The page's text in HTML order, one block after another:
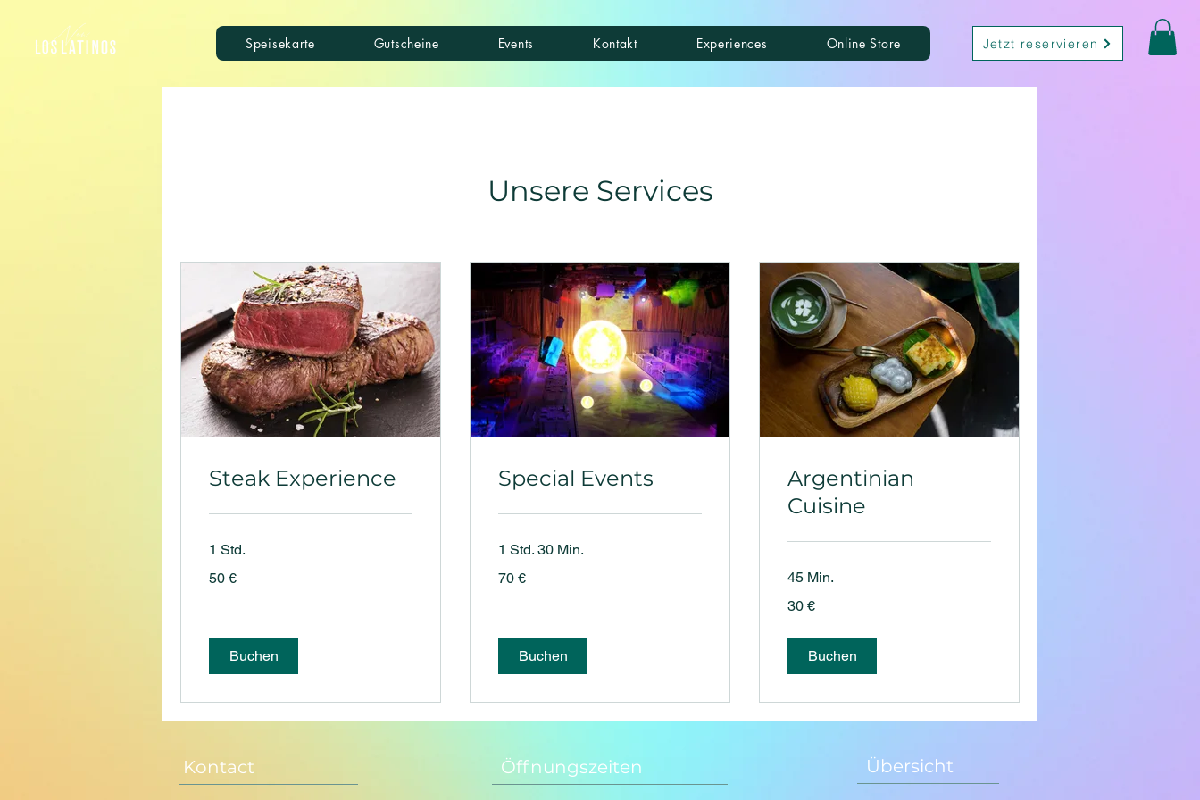
Speisekarte Gutscheine Events Kontakt Experiences Online Store Jetzt reservieren
Unsere Services
Steak Experience
1 Std.
Euro
50 €
Buchen
Special Events
1 Std. 30 Min.
Euro
70 €
Buchen
Argentinian
Cuisine
45 Min.
Euro
30 €
Buchen
Kontact Öffnungszeiten Übersicht